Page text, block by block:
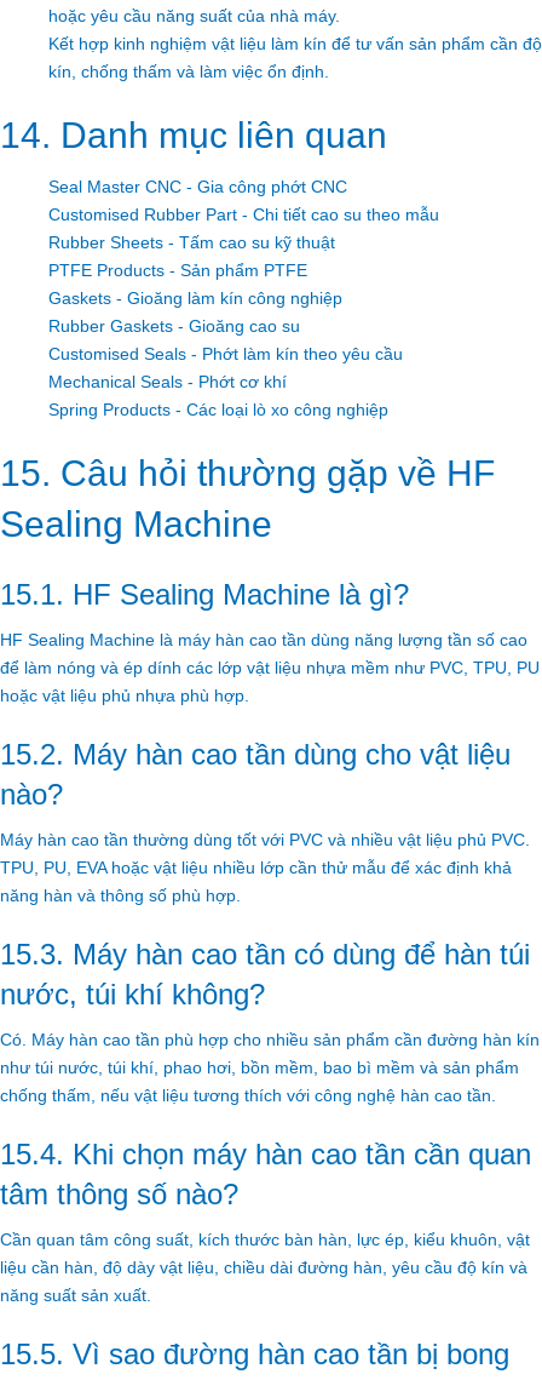
hoặc yêu cầu năng suất của nhà máy.
Kết hợp kinh nghiệm vật liệu làm kín để tư vấn sản phẩm cần độ
kín, chống thấm và làm việc ổn định.
14. Danh mục liên quan
Seal Master CNC - Gia công phớt CNC
Customised Rubber Part - Chi tiết cao su theo mẫu
Rubber Sheets - Tấm cao su kỹ thuật
PTFE Products - Sản phẩm PTFE
Gaskets - Gioăng làm kín công nghiệp
Rubber Gaskets - Gioăng cao su
Customised Seals - Phớt làm kín theo yêu cầu
Mechanical Seals - Phớt cơ khí
Spring Products - Các loại lò xo công nghiệp
15. Câu hỏi thường gặp về HF
Sealing Machine
15.1. HF Sealing Machine là gì?
HF Sealing Machine là máy hàn cao tần dùng năng lượng tần số cao
để làm nóng và ép dính các lớp vật liệu nhựa mềm như PVC, TPU, PU
hoặc vật liệu phủ nhựa phù hợp.
15.2. Máy hàn cao tần dùng cho vật liệu
nào?
Máy hàn cao tần thường dùng tốt với PVC và nhiều vật liệu phủ PVC.
TPU, PU, EVA hoặc vật liệu nhiều lớp cần thử mẫu để xác định khả
năng hàn và thông số phù hợp.
15.3. Máy hàn cao tần có dùng để hàn túi
nước, túi khí không?
Có. Máy hàn cao tần phù hợp cho nhiều sản phẩm cần đường hàn kín
như túi nước, túi khí, phao hơi, bồn mềm, bao bì mềm và sản phẩm
chống thấm, nếu vật liệu tương thích với công nghệ hàn cao tần.
15.4. Khi chọn máy hàn cao tần cần quan
tâm thông số nào?
Cần quan tâm công suất, kích thước bàn hàn, lực ép, kiểu khuôn, vật
liệu cần hàn, độ dày vật liệu, chiều dài đường hàn, yêu cầu độ kín và
năng suất sản xuất.
15.5. Vì sao đường hàn cao tần bị bong